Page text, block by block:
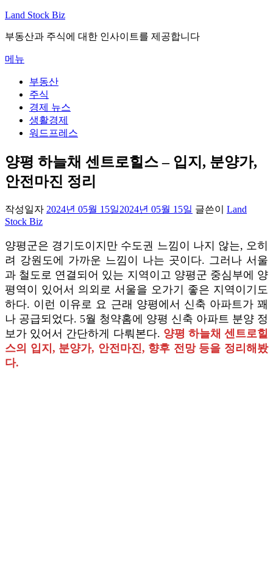
내
으
로
바
Land Stock Biz
부동산과 주식에 대한 인사이트를 제공합니다
메뉴
부동산
주식
경제 뉴스
생활경제
워드프레스
양평 하늘채 센트로힐스 – 입지, 분양가,
안전마진 정리
작성일자 2024년 05월 15일2024년 05월 15일 글쓴이 Land
Stock Biz
양평군은 경기도이지만 수도권 느낌이 나지 않는, 오히
려 강원도에 가까운 느낌이 나는 곳이다. 그러나 서울
과 철도로 연결되어 있는 지역이고 양평군 중심부에 양
평역이 있어서 의외로 서울을 오가기 좋은 지역이기도
하다. 이런 이유로 요 근래 양평에서 신축 아파트가 꽤
나 공급되었다. 5월 청약홈에 양평 신축 아파트 분양 정
보가 있어서 간단하게 다뤄본다. 양평 하늘채 센트로힐
스의 입지, 분양가, 안전마진, 향후 전망 등을 정리해봤
다.